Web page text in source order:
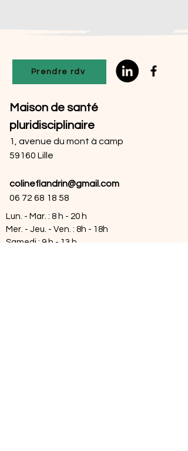
Prendre rdv
Maison de santé
pluridisciplinaire
1, avenue du mont à camp
59160 Lille
colineflandrin@gmail.com
06 72 68 18 58
Lun. - Mar. : 8 h - 20 h
Mer. - Jeu. - Ven. : 8h - 18h
Samedi : 9 h - 13 h